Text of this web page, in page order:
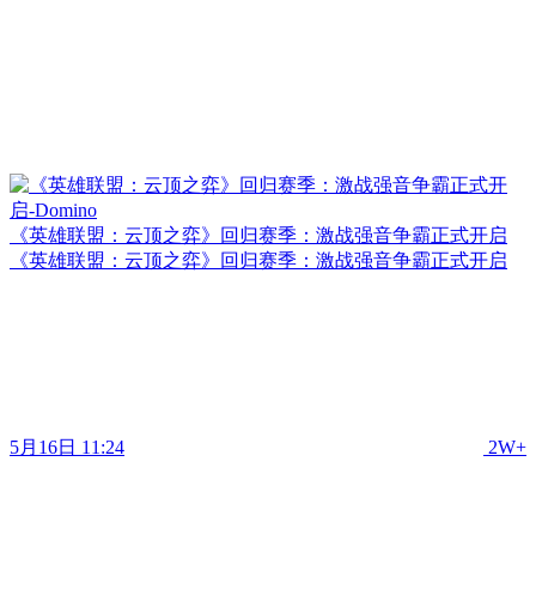
《英雄联盟：云顶之弈》回归赛季：激战强音争霸正式开启
《英雄联盟：云顶之弈》回归赛季：激战强音争霸正式开启
5月16日 11:24 2W+